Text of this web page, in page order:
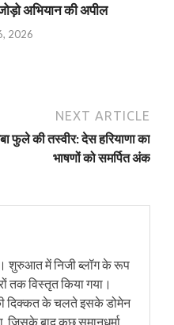
अभियान की अपील
2026
NEXT ARTICLE
फुले की तस्वीर: देस हरियाणा का
भाषणों को समर्पित अंक
शुरुआत में निजी ब्लॉग के रूप
तक विस्तृत किया गया।
दिक्कत के चलते इसके डोमेन
जिसके बाद कुछ समानधर्मा